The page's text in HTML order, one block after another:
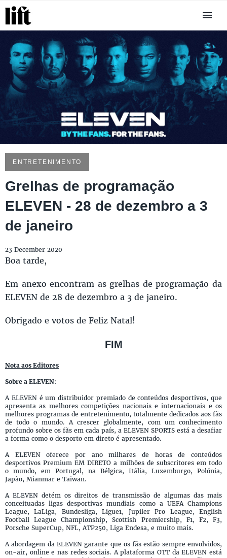
ENTRETENIMENTO
Grelhas de programação
ELEVEN - 28 de dezembro a 3
de janeiro
23 December 2020
Boa tarde,
Em anexo encontram as grelhas de programação da
ELEVEN de 28 de dezembro a 3 de janeiro.
Obrigado e votos de Feliz Natal!
FIM
Nota aos Editores
Sobre a ELEVEN:
A ELEVEN é um distribuidor premiado de conteúdos desportivos, que
apresenta as melhores competições nacionais e internacionais e os
melhores programas de entretenimento, totalmente dedicados aos fãs
de todo o mundo. A crescer globalmente, com um conhecimento
profundo sobre os fãs em cada país, a ELEVEN SPORTS está a desafiar
a forma como o desporto em direto é apresentado.
A ELEVEN oferece por ano milhares de horas de conteúdos
desportivos Premium EM DIRETO a milhões de subscritores em todo
o mundo, em Portugal, na Bélgica, Itália, Luxemburgo, Polónia,
Japão, Mianmar e Taiwan.
A ELEVEN detém os direitos de transmissão de algumas das mais
conceituadas ligas desportivas mundiais como a UEFA Champions
League, LaLiga, Bundesliga, Ligue1, Jupiler Pro League, English
Football League Championship, Scottish Premiership, F1, F2, F3,
Porsche SuperCup, NFL, ATP250, Liga Endesa, e muito mais.
A abordagem da ELEVEN garante que os fãs estão sempre envolvidos,
on-air, online e nas redes sociais. A plataforma OTT da ELEVEN está